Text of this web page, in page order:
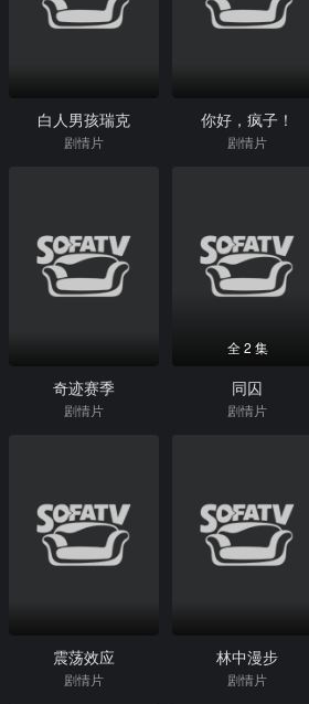
白人男孩瑞克
剧情片
你好，疯子！
剧情片
奇迹赛季
剧情片
全 2 集
同囚
剧情片
震荡效应
剧情片
林中漫步
剧情片